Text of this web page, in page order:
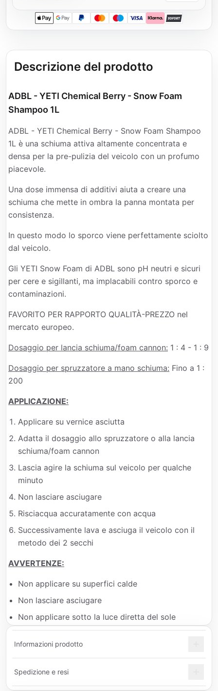
Apple PayGoogle Pay
PayPalMastercardMaestro
Visa KlarnaSOFORT
Descrizione del prodotto
ADBL - YETI Chemical Berry - Snow Foam
Shampoo 1L
ADBL - YETI Chemical Berry - Snow Foam Shampoo
1L è una schiuma attiva altamente concentrata e
densa per la pre-pulizia del veicolo con un profumo
piacevole.
Una dose immensa di additivi aiuta a creare una
schiuma che mette in ombra la panna montata per
consistenza.
In questo modo lo sporco viene perfettamente sciolto
dal veicolo.
Gli YETI Snow Foam di ADBL sono pH neutri e sicuri
per cere e sigillanti, ma implacabili contro sporco e
contaminazioni.
FAVORITO PER RAPPORTO QUALITÀ-PREZZO nel
mercato europeo.
Dosaggio per lancia schiuma/foam cannon: 1 : 4 - 1 : 9
Dosaggio per spruzzatore a mano schiuma: Fino a 1 :
200
APPLICAZIONE:
Applicare su vernice asciutta
Adatta il dosaggio allo spruzzatore o alla lancia
schiuma/foam cannon
Lascia agire la schiuma sul veicolo per qualche
minuto
Non lasciare asciugare
Risciacqua accuratamente con acqua
Successivamente lava e asciuga il veicolo con il
metodo dei 2 secchi
AVVERTENZE:
Non applicare su superfici calde
Non lasciare asciugare
Non applicare sotto la luce diretta del sole
Informazioni prodotto
Spedizione e resi